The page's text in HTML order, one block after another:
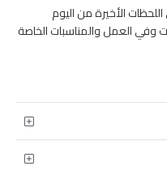
الأخيرة من اليوم
العمل والمناسبات الخاصة